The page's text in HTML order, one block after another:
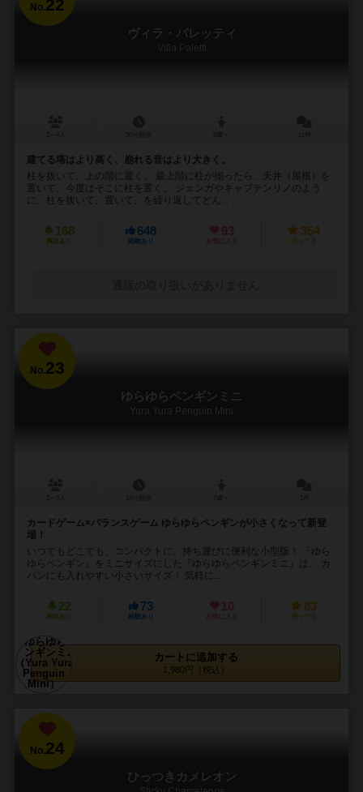
No.22
ヴィラ・パレッティ
Villa Paletti
建てる塔はより高く、崩れる音はより大きく。
柱を抜いて、上の階に置く。 最上階に柱が揃ったら、天井（屋根）を
置いて、今度はそこに柱を置く。 ジェンガやキャプテンリノのよう
に、柱を抜いて、置いて、を繰り返してどん...
168
興味あり
648
経験あり
93
お気に入り
354
持ってる
No.23
ゆらゆらペンギンミニ
Yura Yura Penguin Mini
カードゲーム×バランスゲーム ゆらゆらペンギンが小さくなって新登
場！
いつでもどこでも、コンパクトに。持ち運びに便利な小型版！ 『ゆら
ゆらペンギン』をミニサイズにした『ゆらゆらペンギンミニ』は、 カ
バンにも入れやすい小さいサイズ！ 気軽に...
22
興味あり
73
経験あり
10
お気に入り
83
持ってる
カートに追加する
1,980円（税込）
No.24
ひっつきカメレオン